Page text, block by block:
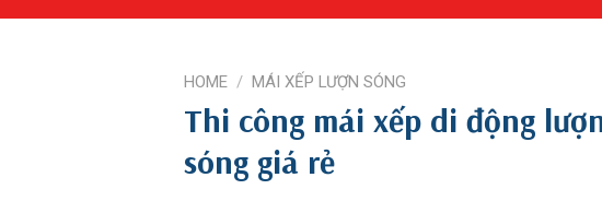
HOME / MÁI XẾP LƯỢN SÓNG
Thi công mái xếp di động
sóng giá rẻ